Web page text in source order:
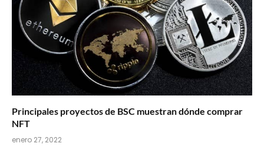
Principales proyectos de BSC muestran dónde comprar
NFT
enero 27, 2022